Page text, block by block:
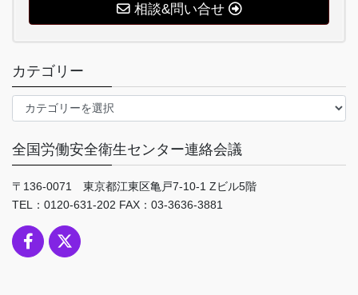
相談&問い合せ
カテゴリー
テ
リ
ー
全国労働安全衛生センター連絡会議
〒136-0071 東京都江東区亀戸7-10-1 Zビル5階
TEL：0120-631-202 FAX：03-3636-3881